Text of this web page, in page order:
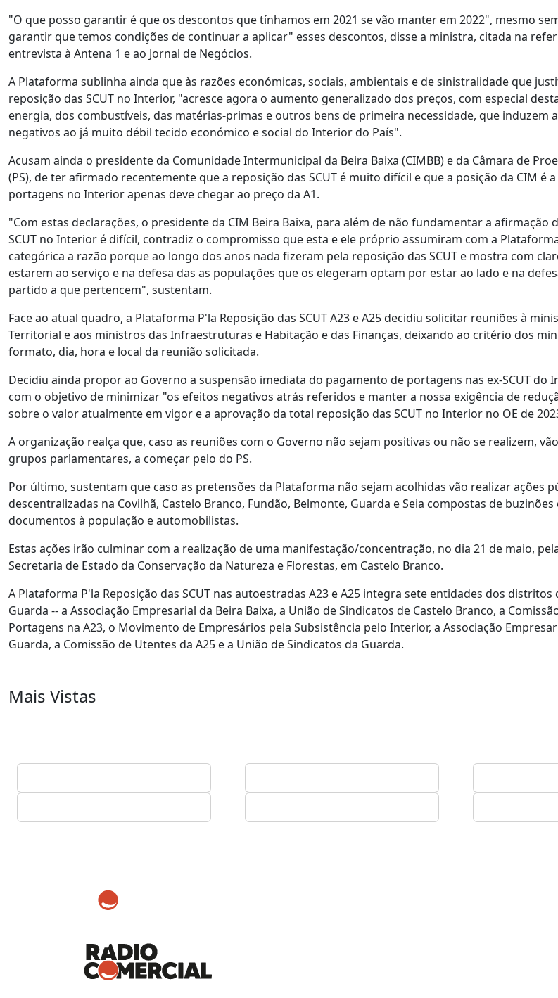
"O que posso garantir é que os descontos que tínhamos em 2021 se vão manter em 2022", mesmo
garantir que temos condições de continuar a aplicar" esses descontos, disse a ministra, citada na
entrevista à Antena 1 e ao Jornal de Negócios.
A Plataforma sublinha ainda que às razões económicas, sociais, ambientais e de sinistralidade que
reposição das SCUT no Interior, "acresce agora o aumento generalizado dos preços, com especial
energia, dos combustíveis, das matérias-primas e outros bens de primeira necessidade, que induzem
negativos ao já muito débil tecido económico e social do Interior do País".
Acusam ainda o presidente da Comunidade Intermunicipal da Beira Baixa (CIMBB) e da Câmara de
(PS), de ter afirmado recentemente que a reposição das SCUT é muito difícil e que a posição da CIM é
portagens no Interior apenas deve chegar ao preço da A1.
"Com estas declarações, o presidente da CIM Beira Baixa, para além de não fundamentar a afirmação
SCUT no Interior é difícil, contradiz o compromisso que esta e ele próprio assumiram com a
categórica a razão porque ao longo dos anos nada fizeram pela reposição das SCUT e mostra com
estarem ao serviço e na defesa das as populações que os elegeram optam por estar ao lado e na
partido a que pertencem", sustentam.
Face ao atual quadro, a Plataforma P'la Reposição das SCUT A23 e A25 decidiu solicitar reuniões à
Territorial e aos ministros das Infraestruturas e Habitação e das Finanças, deixando ao critério dos
formato, dia, hora e local da reunião solicitada.
Decidiu ainda propor ao Governo a suspensão imediata do pagamento de portagens nas ex-SCUT do
com o objetivo de minimizar "os efeitos negativos atrás referidos e manter a nossa exigência de
sobre o valor atualmente em vigor e a aprovação da total reposição das SCUT no Interior no OE de
A organização realça que, caso as reuniões com o Governo não sejam positivas ou não se realizem,
grupos parlamentares, a começar pelo do PS.
Por último, sustentam que caso as pretensões da Plataforma não sejam acolhidas vão realizar ações
descentralizadas na Covilhã, Castelo Branco, Fundão, Belmonte, Guarda e Seia compostas de
documentos à população e automobilistas.
Estas ações irão culminar com a realização de uma manifestação/concentração, no dia 21 de maio,
Secretaria de Estado da Conservação da Natureza e Florestas, em Castelo Branco.
A Plataforma P'la Reposição das SCUT nas autoestradas A23 e A25 integra sete entidades dos distritos
Guarda -- a Associação Empresarial da Beira Baixa, a União de Sindicatos de Castelo Branco, a
Portagens na A23, o Movimento de Empresários pela Subsistência pelo Interior, a Associação
Guarda, a Comissão de Utentes da A25 e a União de Sindicatos da Guarda.
Mais Vistas